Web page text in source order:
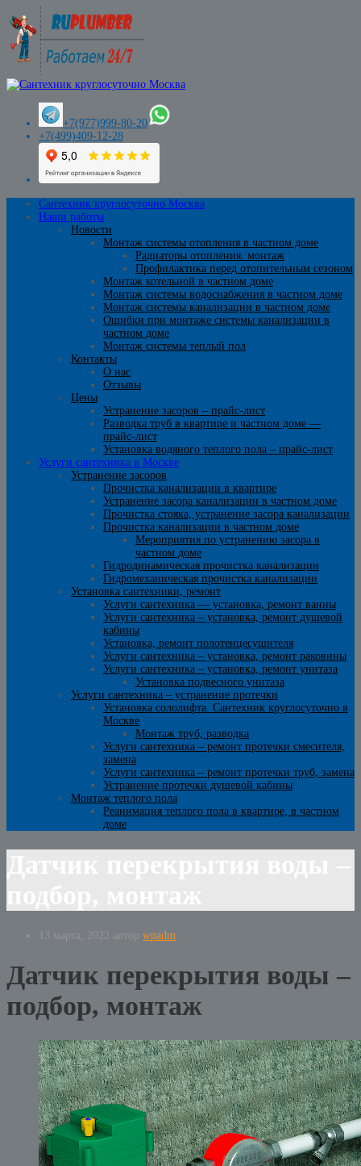
+7(977)999-80-20
+7(499)409-12-28
Сантехник круглосуточно Москва
Наши работы
Новости
Монтаж системы отопления в частном доме
Радиаторы отопления. монтаж
Профилактика перед отопительным сезоном
Монтаж котельной в частном доме
Монтаж системы водоснабжения в частном доме
Монтаж системы канализации в частном доме
Ошибки при монтаже системы канализации в
частном доме
Монтаж системы теплый пол
Контакты
О нас
Отзывы
Цены
Устранение засоров – прайс-лист
Разводка труб в квартире и частном доме —
прайс-лист
Установка водяного теплого пола – прайс-лист
Услуги сантехника в Москве
Устранение засоров
Прочистка канализации в квартире
Устранение засора канализации в частном доме
Прочистка стояка, устранение засора канализации
Прочистка канализации в частном доме
Мероприятия по устранению засора в
частном доме
Гидродинамическая прочистка канализации
Гидромеханическая прочистка канализации
Установка сантехники, ремонт
Услуги сантехника — установка, ремонт ванны
Услуги сантехника – установка, ремонт душевой
кабины
Установка, ремонт полотенцесушителя
Услуги сантехника – установка, ремонт раковины
Услуги сантехника – установка, ремонт унитаза
Установка подвесного унитаза
Услуги сантехника – устранение протечки
Установка сололифта. Сантехник круглосуточно в
Москве
Монтаж труб, разводка
Услуги сантехника – ремонт протечки смесителя,
замена
Услуги сантехника – ремонт протечки труб, замена
Устранение протечки душевой кабины
Монтаж теплого пола
Реанимация теплого пола в квартире, в частном
доме
13 марта, 2022 автор wpadm
Датчик перекрытия воды –
подбор, монтаж